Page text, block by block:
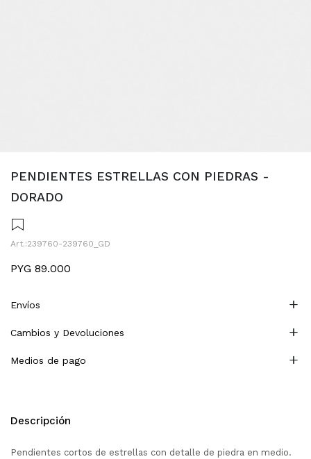
PENDIENTES ESTRELLAS CON PIEDRAS -
DORADO
239760-239760_GD
PYG 89.000
Envíos
Cambios y Devoluciones
Medios de pago
Descripción
Pendientes cortos de estrellas con detalle de piedra en medio.